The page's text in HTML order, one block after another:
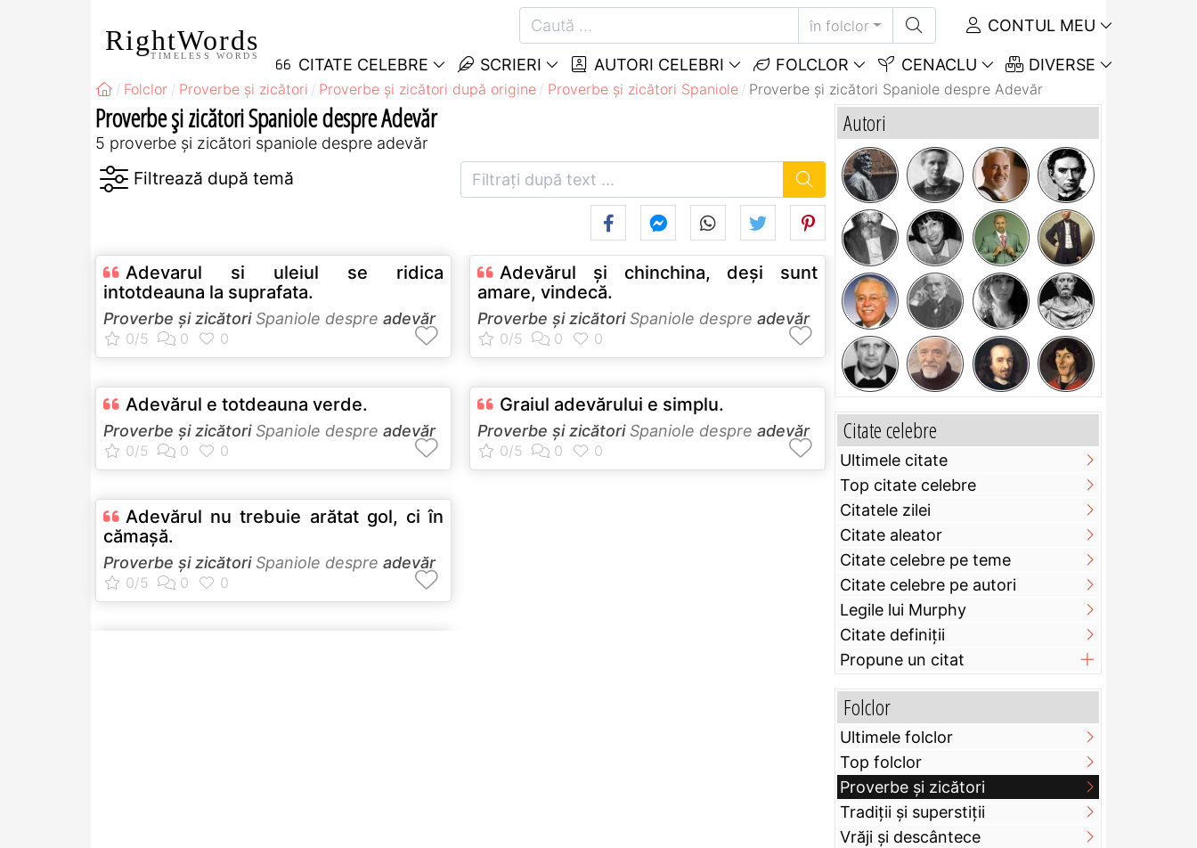
RightWords
TIMELESS WORDS
în folclor CONTUL MEU
CITATE CELEBRE SCRIERI AUTORI CELEBRI FOLCLOR CENACLU DIVERSE
Folclor Proverbe și zicători Proverbe și zicători după origine Proverbe și zicători Spaniole Proverbe și zicători Spaniole despre Adevăr
Proverbe și zicători Spaniole despre Adevăr
5 proverbe și zicători spaniole despre adevăr
Adevarul si uleiul se ridica
intotdeauna la suprafata.
Proverbe și zicătoriSpaniole despre adevăr
Adevărul e totdeauna verde.
Proverbe și zicătoriSpaniole despre adevăr
Adevărul nu trebuie arătat gol, ci în
cămaşă.
Proverbe și zicătoriSpaniole despre adevăr
Adevărul şi chinchina, deşi sunt
amare, vindecă.
Proverbe și zicătoriSpaniole despre adevăr
Graiul adevărului e simplu.
Proverbe și zicătoriSpaniole despre adevăr
Autori
Citate celebre
Ultimele citate
Top citate celebre
Citatele zilei
Citate aleator
Citate celebre pe teme
Citate celebre pe autori
Legile lui Murphy
Citate definiţii
Propune un citat
Folclor
Ultimele folclor
Top folclor
Proverbe și zicători
Tradiții și superstiții
Vrăji și descântece